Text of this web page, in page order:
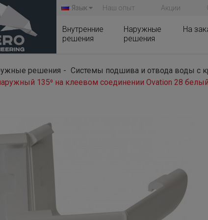
Язык Наш опыт Акции
Внутренние
решения
Наружные
решения
На
решения Системы подшива и отвода воды с
135⁰ на клеевом соединении Ovation 28 белый